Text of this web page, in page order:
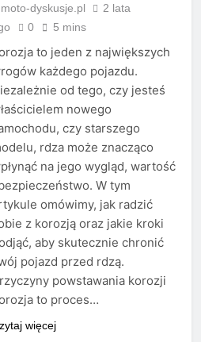
moto-dyskusje.pl
2 lata
0 5 mins
to jeden z największych
każdego pojazdu.
od tego, czy jesteś
nowego
czy starszego
rdza może znacząco
na jego wygląd, wartość
W tym
omówimy, jak radzić
z korozją oraz jakie kroki
aby skutecznie chronić
pojazd przed rdzą.
powstawania korozji
to proces…
więcej